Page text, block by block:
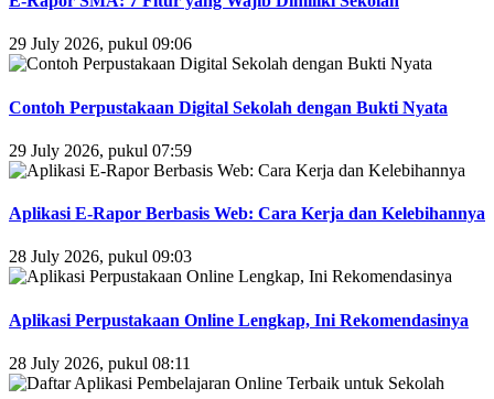
29 July 2026, pukul 09:06
Contoh Perpustakaan Digital Sekolah dengan Bukti Nyata
29 July 2026, pukul 07:59
Aplikasi E-Rapor Berbasis Web: Cara Kerja dan Kelebihannya
28 July 2026, pukul 09:03
Aplikasi Perpustakaan Online Lengkap, Ini Rekomendasinya
28 July 2026, pukul 08:11